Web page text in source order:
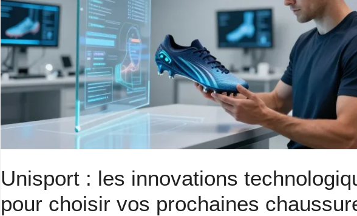
Unisport : les innovations
pour choisir vos prochaines